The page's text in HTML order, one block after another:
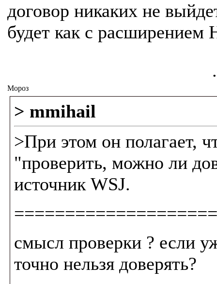
договор никаких не
будет как с
.
Мороз
> mmihail
>При этом он полагает,
"проверить, можно ли
источник WSJ.
смысл проверки ? если
точно нельзя доверять?